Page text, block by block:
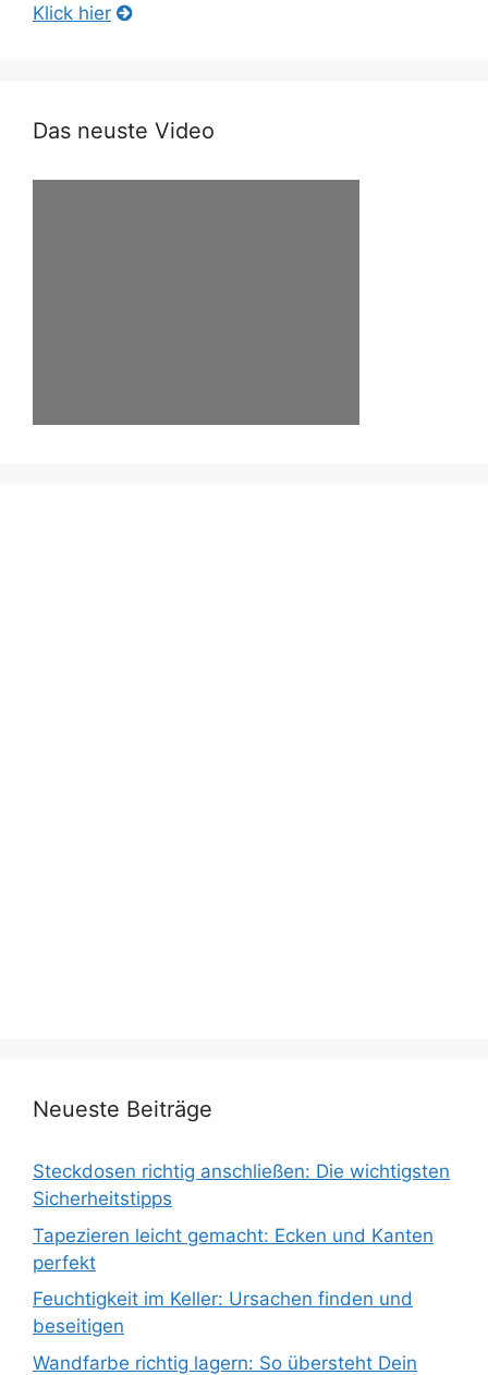
Klick hier
Das neuste Video
Neueste Beiträge
Steckdosen richtig anschließen: Die wichtigsten
Sicherheitstipps
Tapezieren leicht gemacht: Ecken und Kanten
perfekt
Feuchtigkeit im Keller: Ursachen finden und
beseitigen
Wandfarbe richtig lagern: So übersteht Dein